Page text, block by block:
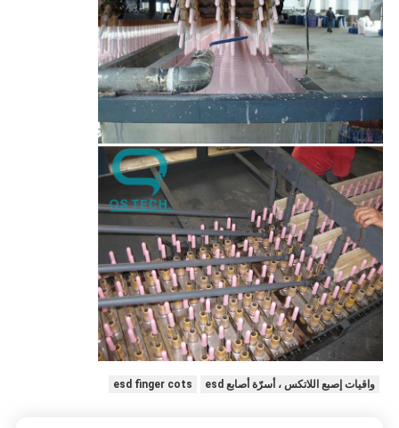
واقيات إصبع اللاتكس ، أسرّة أصابع esd esd finger cots